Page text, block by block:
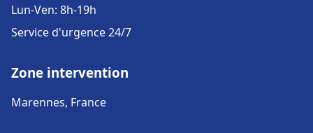
Lun-Ven: 8h-19h
Service d'urgence 24/7
Zone intervention
Marennes, France